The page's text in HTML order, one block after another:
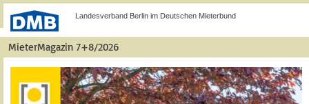
Landesverband Berlin im Deutschen Mieterbund
MieterMagazin 7+8/2026